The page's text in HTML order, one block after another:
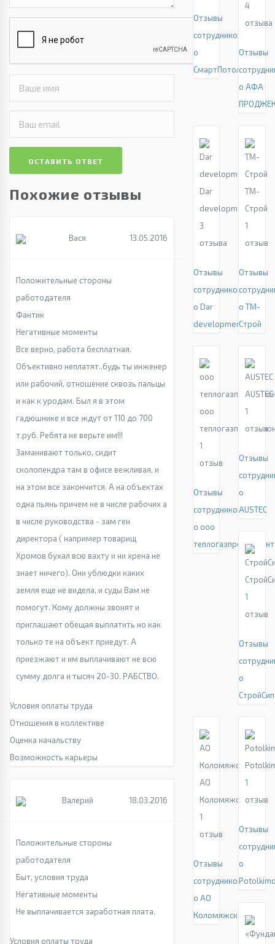
ОСТАВИТЬ ОТВЕТ
Похожие отзывы
Вася 13.05.2016
Положительные стороны
работодателя
Фантик
Негативные моменты
Все верно, работа бесплатная.
Объективно неплатят..будь ты инженер
или рабочий, отношение сквозь пальцы
и как к уродам. Был я в этом
гадюшнике и все ждут от 110 до 700
т.руб. Ребята не верьте им!!!
Заманивают только, сидит
сколопендра там в офисе вежливая, и
на этом все закончится. А на объектах
одна пьянь причем не в числе рабочих а
в числе руководства - зам ген
директора ( например товарищ
Хромов бухал всю вахту и ни хрена не
знает ничего). Они ублюдки каких
земля еще не видела, и суды Вам не
помогут. Кому должны звонят и
приглашают обещая выплатить но как
только те на объект приедут. А
приезжают и им выплачивают не всю
сумму долга и тысяч 20-30. РАБСТВО.
Условия оплаты труда
Отношения в коллективе
Оценка начальству
Возможность карьеры
Валерий 18.03.2016
Положительные стороны
работодателя
Быт, условия труда
Негативные моменты
Не выплачивается заработная плата.
Условия оплаты труда
Отзывы
сотрудников
о
СмартПотолок
4
отзыва
Отзывы
о АФА
Dar
development
3
отзыва
Отзывы
сотрудников
о Dar
development
ТМ-
Строй
1
отзыв
Отзывы
о ТМ-
Строй
ооо
1
отзыв
Отзывы
сотрудников
о ооо
AUSTEC
1
отзыв
Отзывы
о
AUSTEC
1
отзыв
Отзывы
о
СтройСип
АО
Коломяжское
1
отзыв
Отзывы
сотрудников
о АО
Коломяжское
1
отзыв
Отзывы
о